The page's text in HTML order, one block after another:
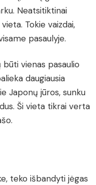
Neatsitiktinai
Tokie vaizdai,
pasaulyje.
vienas pasaulio
daugiausia
Japonų jūros, sunku
Ši vieta tikrai verta
teko išbandyti jėgas